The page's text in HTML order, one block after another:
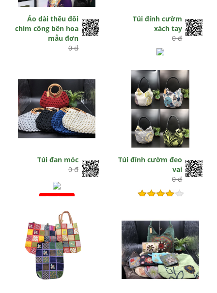
Áo dài thêu đôi
chim công bên hoa
mẫu đơn
0 đ
Túi đính cườm
xách tay
0 đ
Túi đan móc
0 đ
Hết hiệu lực
Túi đính cườm đeo
vai
0 đ